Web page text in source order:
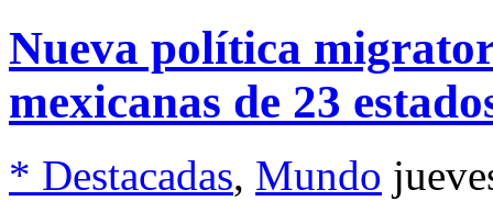
Nueva política
mexicanas de 23
* Destacadas, Mundo